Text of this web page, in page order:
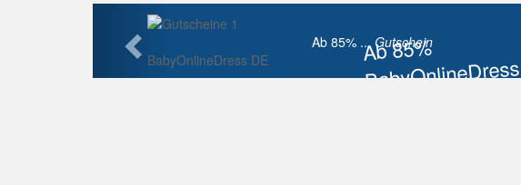
Ab 85%
BabyOnlineDress
Ab 85% ... Gutschein
BabyOnlineDress DE
Vorherige